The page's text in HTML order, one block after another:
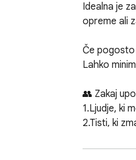
Idealna je
opreme ali
Če pogosto
Lahko
👥 Zakaj
1.Ljudje, ki
2.Tisti, ki
🌍 To